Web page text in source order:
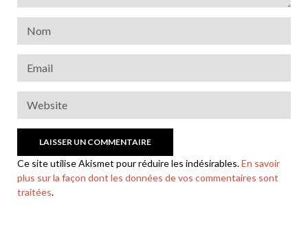
Ce site utilise Akismet pour réduire les indésirables.En savoir
plus sur la façon dont les données de vos commentaires sont
traitées.